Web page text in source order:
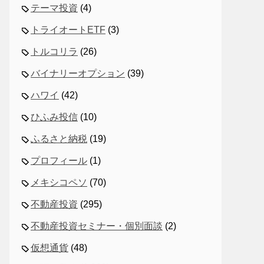
テーマ投資 (4)
トライオートETF (3)
トルコリラ (26)
バイナリーオプション (39)
ハワイ (42)
ひふみ投信 (10)
ふるさと納税 (19)
プロフィール (1)
メキシコペソ (70)
不動産投資 (295)
不動産投資セミナー・個別面談 (2)
仮想通貨 (48)